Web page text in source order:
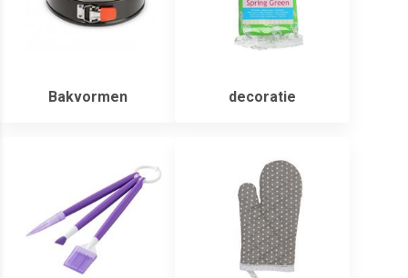
Bakvormen decoratie